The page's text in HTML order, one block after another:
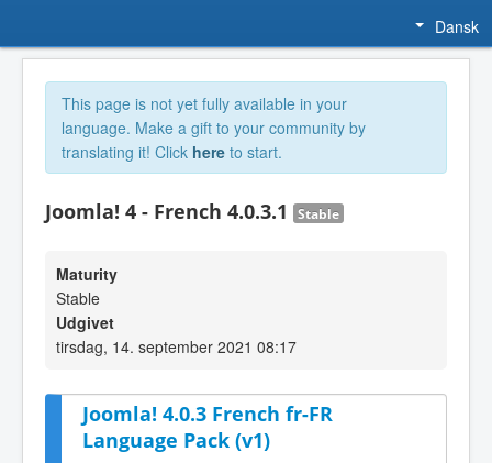
Dansk
This page is not yet fully available in your
language. Make a gift to your community by
translating it! Click here to start.
Joomla! 4 - French 4.0.3.1 Stable
Maturity
Stable
Udgivet
tirsdag, 14. september 2021 08:17
Joomla! 4.0.3 French fr-FR
Language Pack (v1)